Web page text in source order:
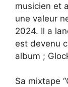
musicien et
une valeur
2024. Il a
est devenu
album ;
Sa mixtape